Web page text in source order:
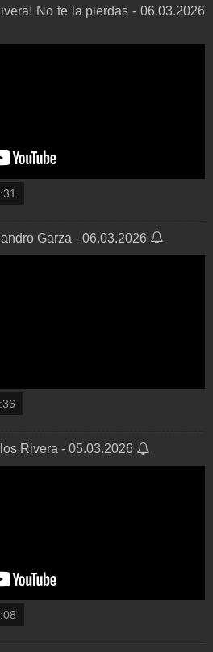
No te la pierdas - 06.03.2026
Garza - 06.03.2026
Rivera - 05.03.2026